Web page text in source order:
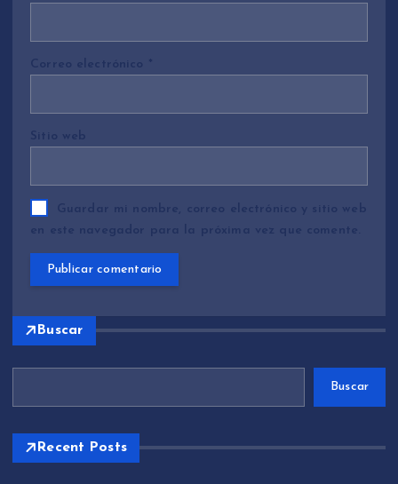
Correo electrónico *
Sitio web
Guardar mi nombre, correo electrónico y sitio web
en este navegador para la próxima vez que comente.
Buscar
Buscar
Recent Posts